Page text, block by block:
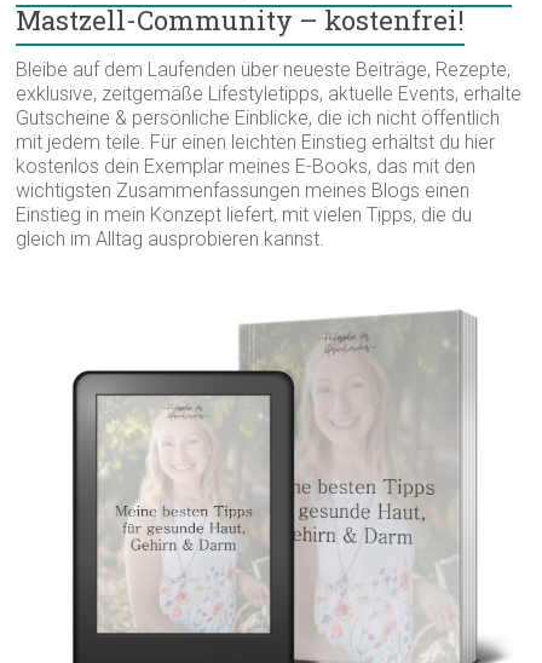
Mastzell-Community – kostenfrei!
Bleibe auf dem Laufenden über neueste Beiträge, Rezepte,
exklusive, zeitgemäße Lifestyletipps, aktuelle Events, erhalte
Gutscheine & persönliche Einblicke, die ich nicht öffentlich
mit jedem teile. Für einen leichten Einstieg erhältst du hier
kostenlos dein Exemplar meines E-Books, das mit den
wichtigsten Zusammenfassungen meines Blogs einen
Einstieg in mein Konzept liefert, mit vielen Tipps, die du
gleich im Alltag ausprobieren kannst.